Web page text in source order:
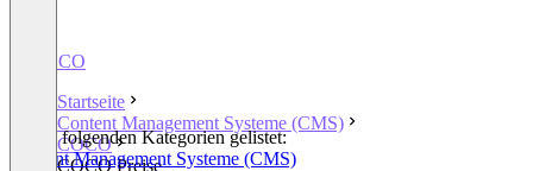
COCO
Startseite
Content Management Systeme (CMS)
COCO
COCO Preise
In den folgenden Kategorien gelistet:
Content Management Systeme (CMS)